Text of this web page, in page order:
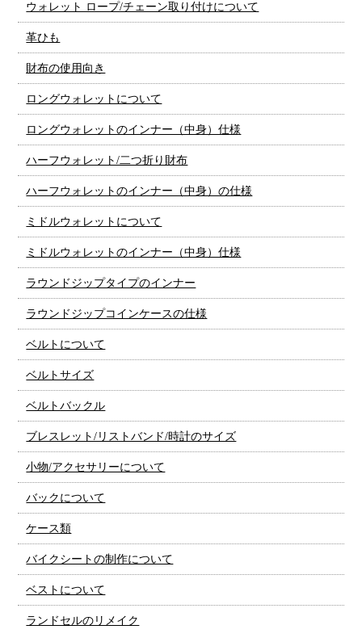
ウォレット ロープ/チェーン取り付けについて
革ひも
財布の使用向き
ロングウォレットについて
ロングウォレットのインナー（中身）仕様
ハーフウォレット/二つ折り財布
ハーフウォレットのインナー（中身）の仕様
ミドルウォレットについて
ミドルウォレットのインナー（中身）仕様
ラウンドジップタイプのインナー
ラウンドジップコインケースの仕様
ベルトについて
ベルトサイズ
ベルトバックル
ブレスレット/リストバンド/時計のサイズ
小物/アクセサリーについて
バックについて
ケース類
バイクシートの制作について
ベストについて
ランドセルのリメイク